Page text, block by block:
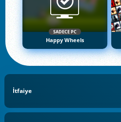
SADECE PC
Happy Wheels
İtfaiye